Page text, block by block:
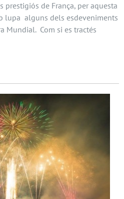
prestigiós de França, per aquesta
lupa alguns dels esdeveniments
Mundial. Com si es tractés